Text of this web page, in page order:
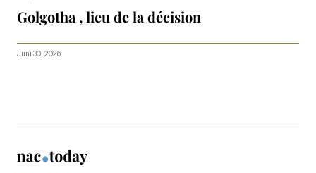
Golgotha , lieu de la décision
Juni 30, 2026